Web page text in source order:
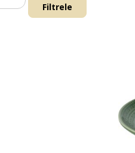
Filtrele